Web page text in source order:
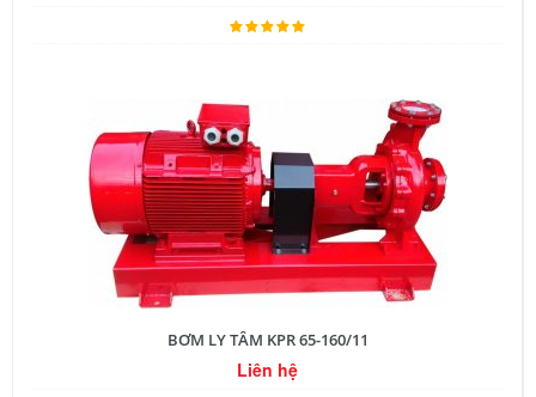
BƠM LY TÂM KPR 65-160/11
Liên hệ